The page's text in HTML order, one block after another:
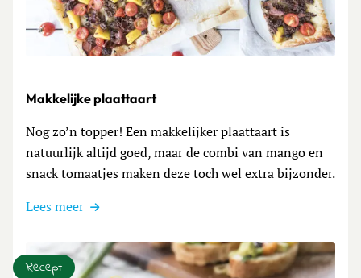
Makkelijke plaattaart
Nog zo’n topper! Een makkelijker plaattaart is
natuurlijk altijd goed, maar de combi van mango en
snack tomaatjes maken deze toch wel extra bijzonder.
Lees meer
Recept